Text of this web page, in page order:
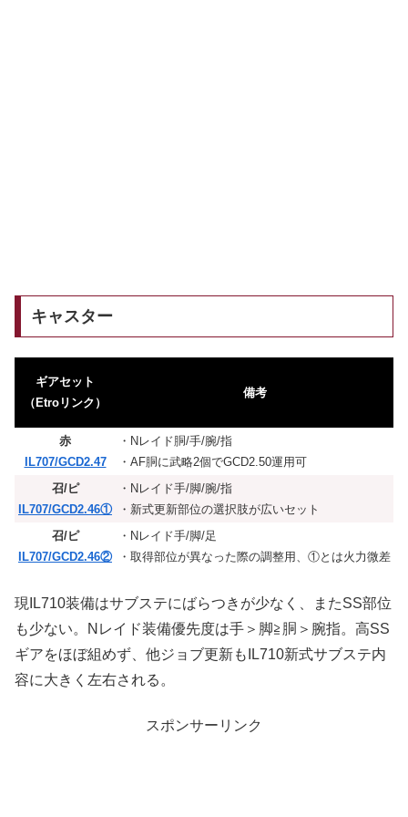
キャスター
ギアセット
（Etroリンク）
備考
赤
IL707/GCD2.47
・Nレイド胴/手/腕/指
・AF胴に武略2個でGCD2.50運用可
召/ピ
IL707/GCD2.46①
・Nレイド手/脚/腕/指
・新式更新部位の選択肢が広いセット
召/ピ
IL707/GCD2.46②
・Nレイド手/脚/足
・取得部位が異なった際の調整用、①とは火力微差
現IL710装備はサブステにばらつきが少なく、またSS部位
も少ない。Nレイド装備優先度は手＞脚≧胴＞腕指。高SS
ギアをほぼ組めず、他ジョブ更新もIL710新式サブステ内
容に大きく左右される。
スポンサーリンク